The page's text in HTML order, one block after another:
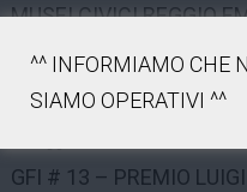
MUSEI CIVICI REGGIO
3 Maggio 2026
TEATRO MUNICIPALE
GFI # 13 – PREMIO
^^ INFORMIAMO CHE
SIAMO OPERATIVI ^^